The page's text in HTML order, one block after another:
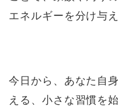
エネルギーを分け与
今日から、あなた自
える、小さな習慣を